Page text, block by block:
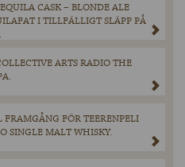
CASK – BLONDE ALE
I TILLFÄLLIGT SLÄPP PÅ
ARTS RADIO THE
FÖR TEERENPELI
SINGLE MALT WHISKY.